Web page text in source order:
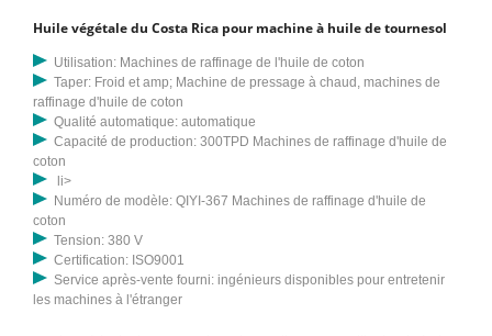
Huile végétale du Costa Rica pour machine à huile de tournesol
Utilisation: Machines de raffinage de l'huile de coton
Taper: Froid et amp; Machine de pressage à chaud, machines de
raffinage d'huile de coton
Qualité automatique: automatique
Capacité de production: 300TPD Machines de raffinage d'huile de
coton
li>
Numéro de modèle: QIYI-367 Machines de raffinage d'huile de
coton
Tension: 380 V
Certification: ISO9001
Service après-vente fourni: ingénieurs disponibles pour entretenir
les machines à l'étranger